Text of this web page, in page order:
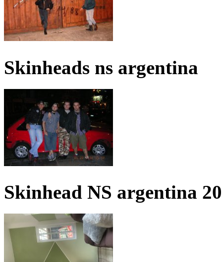
Skinheads ns argentina
Skinhead NS argentina